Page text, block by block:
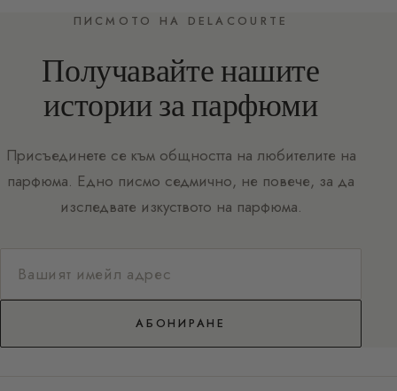
ПИСМОТО НА DELACOURTE
Получавайте нашите
истории за парфюми
Присъединете се към общността на любителите на
парфюма. Едно писмо седмично, не повече, за да
изследвате изкуството на парфюма.
АБОНИРАНЕ